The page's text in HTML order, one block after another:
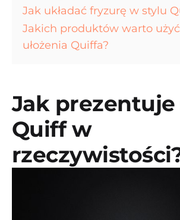
Jak układać fryzurę w stylu
Jakich produktów warto
ułożenia Quiffa?
Jak prezentuje
Quiff w